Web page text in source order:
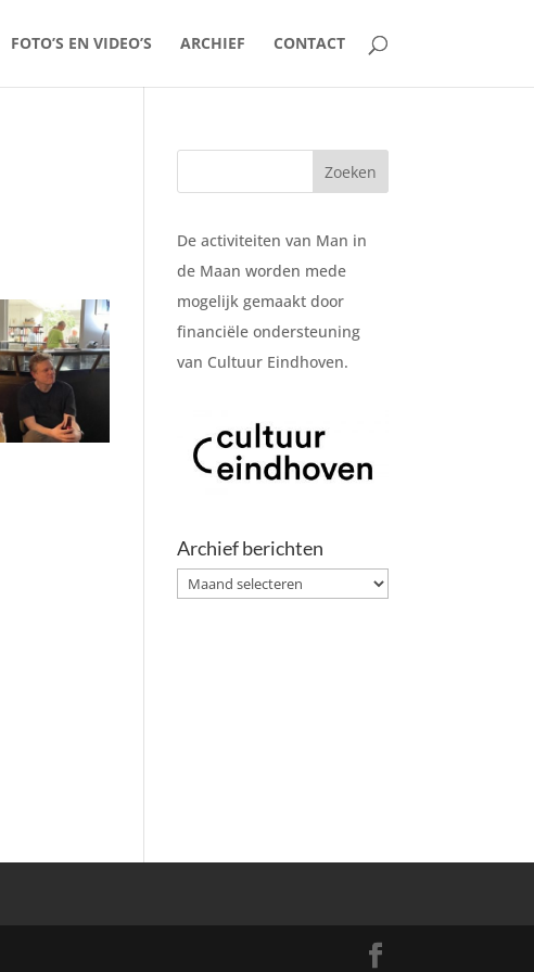
FOTO’S EN VIDEO’S ARCHIEF CONTACT
De activiteiten van Man in
de Maan worden mede
mogelijk gemaakt door
financiële ondersteuning
van Cultuur Eindhoven.
Archief berichten
Archief